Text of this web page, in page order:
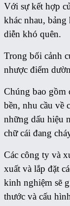
Với sự kết hợp
khác nhau,
diễn khó quên.
Trong bối cảnh
nhược điểm
Chúng bao gồm
bền, nhu cầu về
những dấu hiệu
chữ cái đang
Các công ty và
xuất và lắp đặt
kinh nghiệm sẽ
thước và cấu